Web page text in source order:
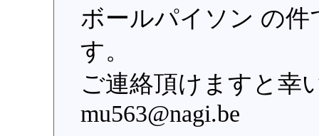
ボールパイソン の
す。
ご連絡頂けますと幸
mu563@nagi.be